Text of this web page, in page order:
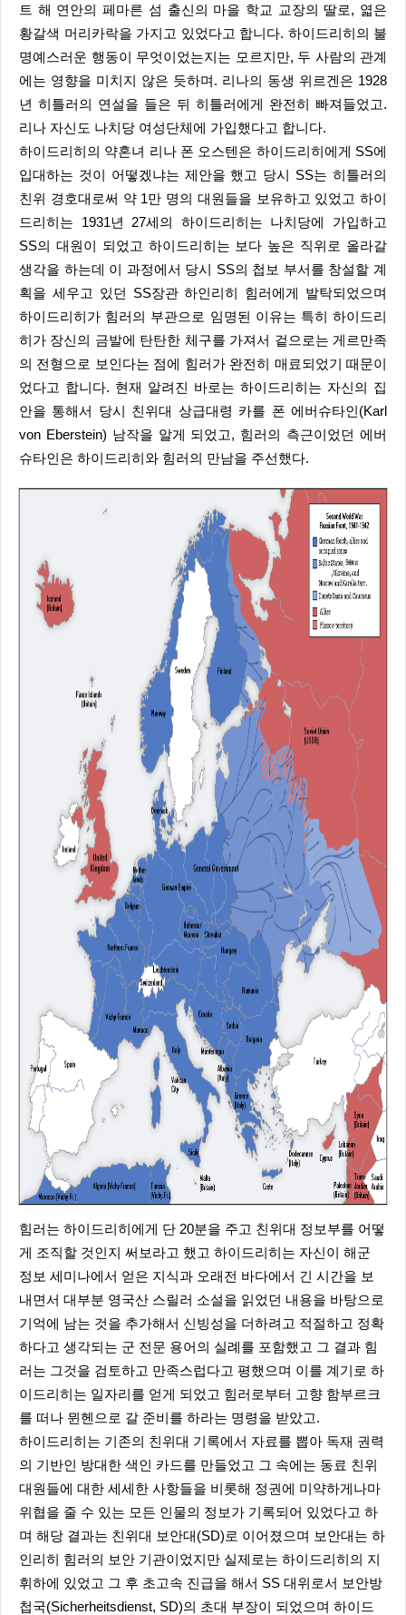
트 해 연안의 페마른 섬 출신의 마을 학교 교장의 딸로, 엷은
황갈색 머리카락을 가지고 있었다고 합니다. 하이드리히의 불
명예스러운 행동이 무엇이었는지는 모르지만, 두 사람의 관계
에는 영향을 미치지 않은 듯하며. 리나의 동생 위르겐은 1928
년 히틀러의 연설을 들은 뒤 히틀러에게 완전히 빠져들었고.
리나 자신도 나치당 여성단체에 가입했다고 합니다.
하이드리히의 약혼녀 리나 폰 오스텐은 하이드리히에게 SS에
입대하는 것이 어떻겠냐는 제안을 했고 당시 SS는 히틀러의
친위 경호대로써 약 1만 명의 대원들을 보유하고 있었고 하이
드리히는 1931년 27세의 하이드리히는 나치당에 가입하고
SS의 대원이 되었고 하이드리히는 보다 높은 직위로 올라갈
생각을 하는데 이 과정에서 당시 SS의 첩보 부서를 창설할 계
획을 세우고 있던 SS장관 하인리히 힘러에게 발탁되었으며
하이드리히가 힘러의 부관으로 임명된 이유는 특히 하이드리
히가 장신의 금발에 탄탄한 체구를 가져서 겉으로는 게르만족
의 전형으로 보인다는 점에 힘러가 완전히 매료되었기 때문이
었다고 합니다. 현재 알려진 바로는 하이드리히는 자신의 집
안을 통해서 당시 친위대 상급대령 카를 폰 에버슈타인(Karl
von Eberstein) 남작을 알게 되었고, 힘러의 측근이었던 에버
슈타인은 하이드리히와 힘러의 만남을 주선했다.
힘러는 하이드리히에게 단 20분을 주고 친위대 정보부를 어떻
게 조직할 것인지 써보라고 했고 하이드리히는 자신이 해군
정보 세미나에서 얻은 지식과 오래전 바다에서 긴 시간을 보
내면서 대부분 영국산 스릴러 소설을 읽었던 내용을 바탕으로
기억에 남는 것을 추가해서 신빙성을 더하려고 적절하고 정확
하다고 생각되는 군 전문 용어의 실례를 포함했고 그 결과 힘
러는 그것을 검토하고 만족스럽다고 평했으며 이를 계기로 하
이드리히는 일자리를 얻게 되었고 힘러로부터 고향 함부르크
를 떠나 뮌헨으로 갈 준비를 하라는 명령을 받았고.
하이드리히는 기존의 친위대 기록에서 자료를 뽑아 독재 권력
의 기반인 방대한 색인 카드를 만들었고 그 속에는 동료 친위
대원들에 대한 세세한 사항들을 비롯해 정권에 미약하게나마
위협을 줄 수 있는 모든 인물의 정보가 기록되어 있었다고 하
며 해당 결과는 친위대 보안대(SD)로 이어졌으며 보안대는 하
인리히 힘러의 보안 기관이었지만 실제로는 하이드리히의 지
휘하에 있었고 그 후 초고속 진급을 해서 SS 대위로서 보안방
첩국(Sicherheitsdienst, SD)의 초대 부장이 되었으며 하이드